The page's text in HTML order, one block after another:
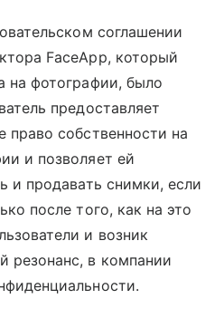
соглашении
FaceApp, который
на фотографии, было
предоставляет
право собственности на
и позволяет ей
и продавать снимки, если
после того, как на это
и возник
резонанс, в компании